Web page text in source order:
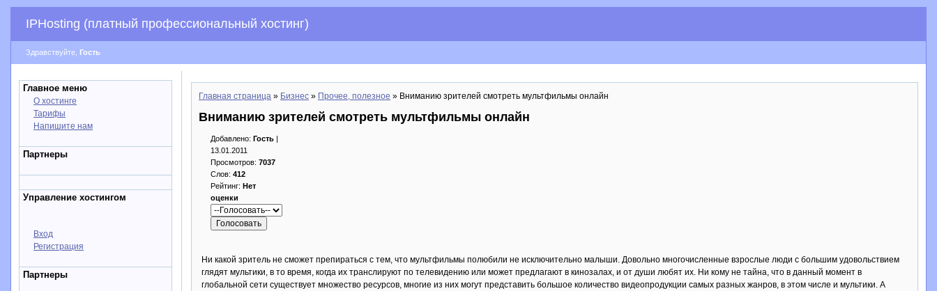
IPHosting (платный профессиональный хостинг)
Здравствуйте, Гость
Главное меню
О хостинге
Тарифы
Напишите нам
Партнеры
Управление хостингом
Вход
Регистрация
Партнеры
Главная страница » Бизнес » Прочее, полезное » Вниманию зрителей смотреть мультфильмы онлайн
Вниманию зрителей смотреть мультфильмы онлайн
Добавлено: Гость |
13.01.2011
Просмотров: 7037
Слов: 412
Рейтинг: Нет
оценки
Ни какой зритель не сможет препираться с тем, что мультфильмы полюбили не исключительно малыши. Довольно многочисленные взрослые люди с большим удовольствием
глядят мультики, в то время, когда их транслируют по телевидению или может предлагают в кинозалах, и от души любят их. Ни кому не тайна, что в данный момент в
глобальной сети существует множество ресурсов, многие из них могут представить большое количество видеопродукции самых разных жанров, в этом числе и мультики. А